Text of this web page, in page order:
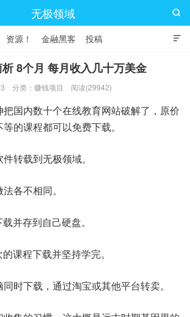
无极领域

资源！ 金融黑客 投稿

8个月 每月收入几十万美金
分类： 赚钱项目 阅读(29942)
国内数十个在线教育网站破解了，原价
的课程都可以免费下载。
转载到无极领域。
各不相同。
并存到自己硬盘。
课程下载并坚持学完。
时下载，通过淘宝或其他平台转卖。